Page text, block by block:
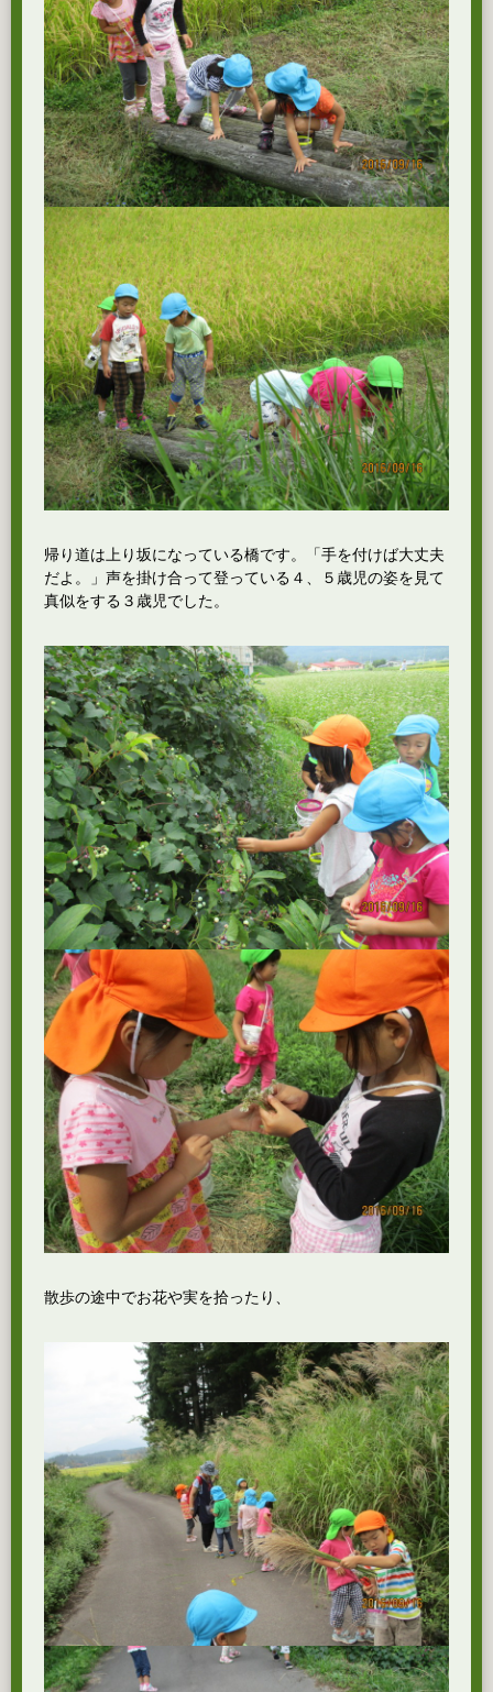
帰り道は上り坂になっている橋です。「手を付けば大丈夫
だよ。」声を掛け合って登っている４、５歳児の姿を見て
真似をする３歳児でした。
散歩の途中でお花や実を拾ったり、